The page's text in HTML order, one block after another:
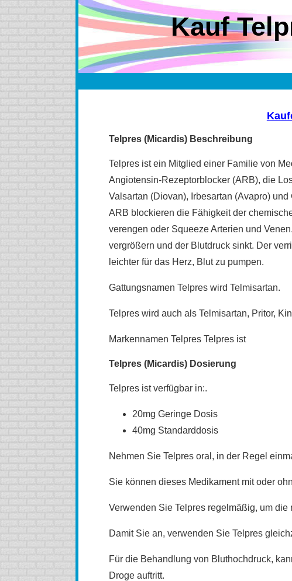
Kauf
Telpres (Micardis) Beschreibung
Telpres ist ein Mitglied einer Familie von
Angiotensin-Rezeptorblocker (ARB), die
Valsartan (Diovan), Irbesartan (Avapro)
ARB blockieren die Fähigkeit der
verengen oder Squeeze Arterien und
vergrößern und der Blutdruck sinkt. Der
leichter für das Herz, Blut zu pumpen.
Gattungsnamen Telpres wird Telmisartan.
Telpres wird auch als Telmisartan, Pritor,
Markennamen Telpres Telpres ist
Telpres (Micardis) Dosierung
Telpres ist verfügbar in:.
20mg Geringe Dosis
40mg Standarddosis
Nehmen Sie Telpres oral, in der Regel
Sie können dieses Medikament mit oder
Verwenden Sie Telpres regelmäßig, um die
Damit Sie an, verwenden Sie Telpres
Für die Behandlung von Bluthochdruck,
Droge auftritt.